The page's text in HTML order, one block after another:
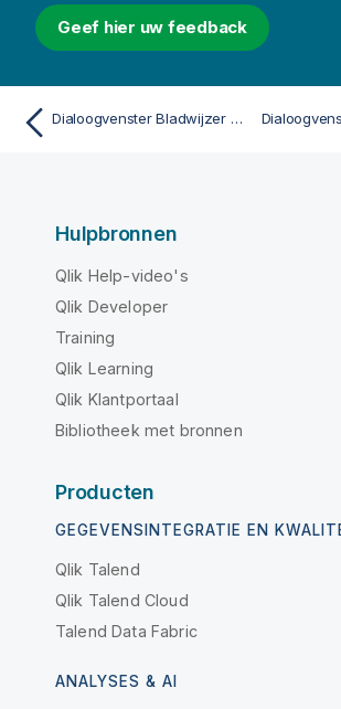
Geef hier uw feedback
Dialoogvenster Bladwijzer toevoegen
Hulpbronnen
Qlik Help-video's
Qlik Developer
Training
Qlik Learning
Qlik Klantportaal
Bibliotheek met bronnen
Producten
GEGEVENSINTEGRATIE EN
Qlik Talend
Qlik Talend Cloud
Talend Data Fabric
ANALYSES & AI